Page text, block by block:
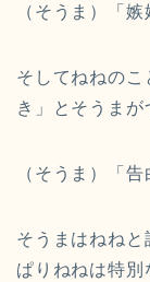
（そうま）「嫉
そしてねねの
き」とそうまが
（そうま）「
そうまはねねと
ぱりねねは特別